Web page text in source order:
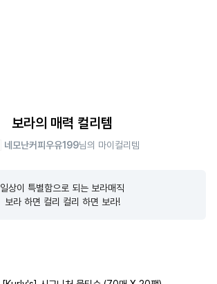
보라의 매력 컬리템
네모난커피우유199님의 마이컬리템
일상이 특별함으로 되는 보라매직
보라 하면 컬리 컬리 하면 보라!